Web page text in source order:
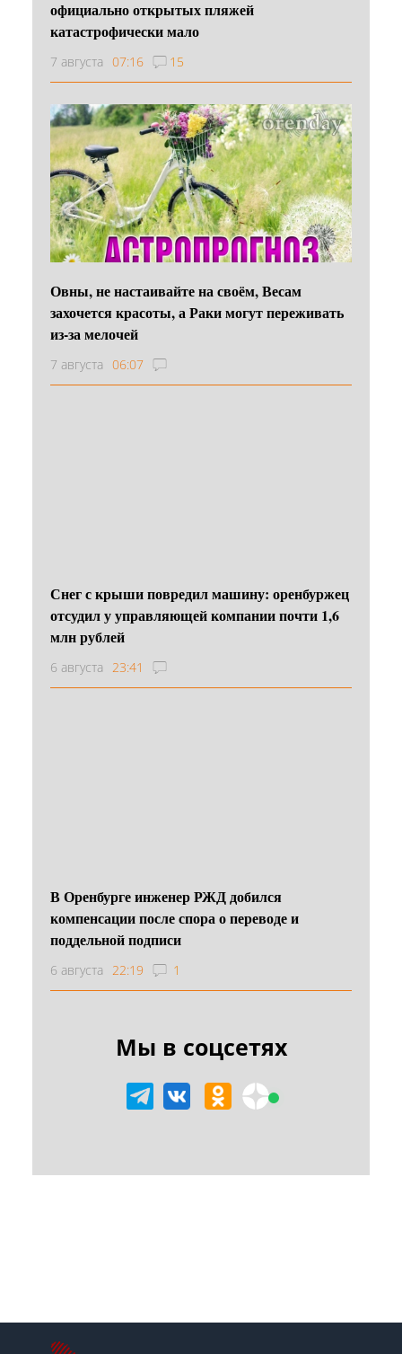
официально открытых пляжей
катастрофически мало
7 августа 07:16 15
Овны, не настаивайте на своём, Весам
захочется красоты, а Раки могут переживать
из-за мелочей
7 августа 06:07
Снег с крыши повредил машину: оренбуржец
отсудил у управляющей компании почти 1,6
млн рублей
6 августа 23:41
В Оренбурге инженер РЖД добился
компенсации после спора о переводе и
поддельной подписи
6 августа 22:19 1
Мы в соцсетях